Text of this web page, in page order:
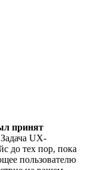
принят
Задача UX-
до тех пор, пока
пользователю